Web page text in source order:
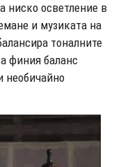
ниско осветление в
и музиката на
тоналните
финия баланс
необичайно